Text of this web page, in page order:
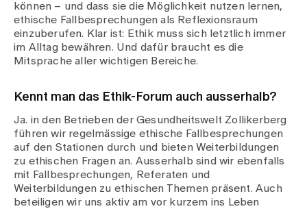
können – und dass sie die Möglichkeit nutzen lernen,
ethische Fallbesprechungen als Reflexionsraum
einzuberufen. Klar ist: Ethik muss sich letztlich immer
im Alltag bewähren. Und dafür braucht es die
Mitsprache aller wichtigen Bereiche.
Kennt man das Ethik-Forum auch ausserhalb?
Ja. in den Betrieben der Gesundheitswelt Zollikerberg
führen wir regelmässige ethische Fallbesprechungen
auf den Stationen durch und bieten Weiterbildungen
zu ethischen Fragen an. Ausserhalb sind wir ebenfalls
mit Fallbesprechungen, Referaten und
Weiterbildungen zu ethischen Themen präsent. Auch
beteiligen wir uns aktiv am vor kurzem ins Leben